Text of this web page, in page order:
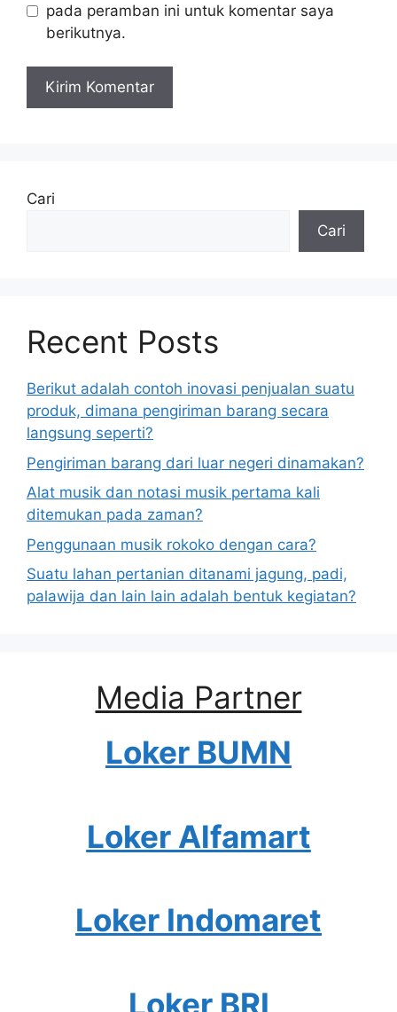
pada peramban ini untuk komentar saya
berikutnya.
Cari
Cari
Recent Posts
Berikut adalah contoh inovasi penjualan suatu
produk, dimana pengiriman barang secara
langsung seperti?
Pengiriman barang dari luar negeri dinamakan?
Alat musik dan notasi musik pertama kali
ditemukan pada zaman?
Penggunaan musik rokoko dengan cara?
Suatu lahan pertanian ditanami jagung, padi,
palawija dan lain lain adalah bentuk kegiatan?
Media Partner
Loker BUMN
Loker Alfamart
Loker Indomaret
Loker BRI